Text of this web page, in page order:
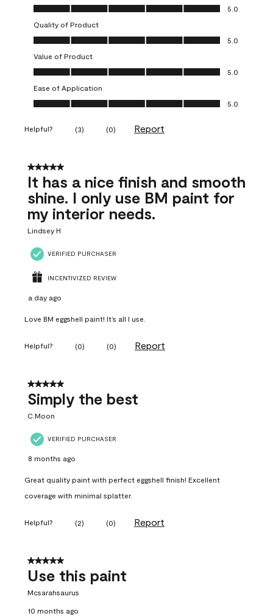
Overall Appearance, 5.0 out of 5
5.0
Quality of Product
Quality of Product, 5.0 out of 5
5.0
Value of Product
Value of Product, 5.0 out of 5
5.0
Ease of Application
Ease of Application, 5.0 out of 5
5.0
Helpful? (3) (0) Report
5 out of 5 stars.
It has a nice finish and smooth
shine. I only use BM paint for
my interior needs.
Lindsey H
VERIFIED PURCHASER
INCENTIVIZED REVIEW
a day ago
Love BM eggshell paint! It’s all I use.
Helpful? (0) (0) Report
5 out of 5 stars.
Simply the best
C.Moon
VERIFIED PURCHASER
8 months ago
Great quality paint with perfect eggshell finish! Excellent
coverage with minimal splatter.
Helpful? (2) (0) Report
5 out of 5 stars.
Use this paint
Mcsarahsaurus
10 months ago